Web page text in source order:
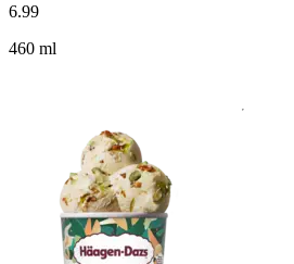
6.99
460 ml